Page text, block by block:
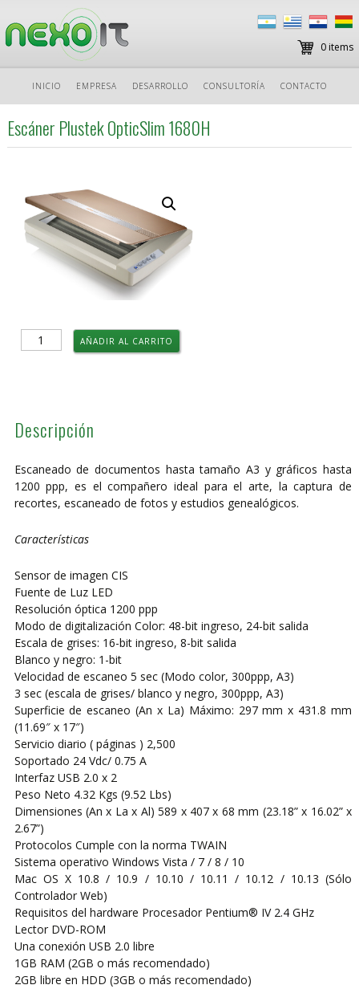
al
contenido
INICIO EMPRESA DESARROLLO CONSULTORÍA CONTACTO
0 items
Escáner Plustek OpticSlim 1680H
Escáner
Plustek
AÑADIR AL CARRITO
Descripción
Escaneado de documentos hasta tamaño A3 y gráficos hasta
1200 ppp, es el compañero ideal para el arte, la captura de
recortes, escaneado de fotos y estudios genealógicos.
Características
Sensor de imagen CIS
Fuente de Luz LED
Resolución óptica 1200 ppp
Modo de digitalización Color: 48-bit ingreso, 24-bit salida
Escala de grises: 16-bit ingreso, 8-bit salida
Blanco y negro: 1-bit
Velocidad de escaneo 5 sec (Modo color, 300ppp, A3)
3 sec (escala de grises/ blanco y negro, 300ppp, A3)
Superficie de escaneo (An x La) Máximo: 297 mm x 431.8 mm
(11.69″ x 17″)
Servicio diario ( páginas ) 2,500
Soportado 24 Vdc/ 0.75 A
Interfaz USB 2.0 x 2
Peso Neto 4.32 Kgs (9.52 Lbs)
Dimensiones (An x La x Al) 589 x 407 x 68 mm (23.18” x 16.02” x
2.67”)
Protocolos Cumple con la norma TWAIN
Sistema operativo Windows Vista / 7 / 8 / 10
Mac OS X 10.8 / 10.9 / 10.10 / 10.11 / 10.12 / 10.13 (Sólo
Controlador Web)
Requisitos del hardware Procesador Pentium® IV 2.4 GHz
Lector DVD-ROM
Una conexión USB 2.0 libre
1GB RAM (2GB o más recomendado)
2GB libre en HDD (3GB o más recomendado)